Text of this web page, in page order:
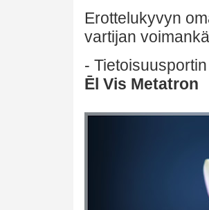
Erottelukyvyn
vartijan
-
Ēl Vis Metatron